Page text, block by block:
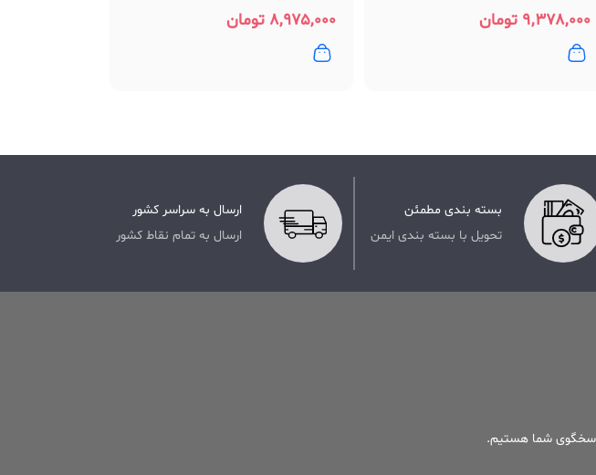
۹,۳۷۸,۰۰۰ تومان ۸,۹۷۵,۰۰۰ تومان
بسته بندی مطمئن
تحویل با بسته بندی ایمن
ارسال به سراسر کشور
ارسال به تمام نقاط کشور